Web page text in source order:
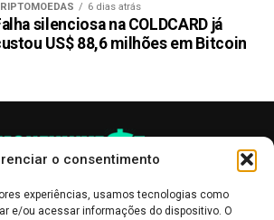
o consentimento
experiências, usamos tecnologias como
e/ou acessar informações do dispositivo. O
6 dias atrás
silenciosa na COLDCARD já
US$ 88,6 milhões em Bitcoin